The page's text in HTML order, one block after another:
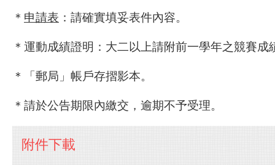
＊ 申請表 ：請確實填妥表件內容。
＊運動成績證明：大二以上請附前一學年之競賽成
＊「郵局」 帳戶存摺影本。
＊請於公告期限內繳交，逾期不予受理。
附件下載